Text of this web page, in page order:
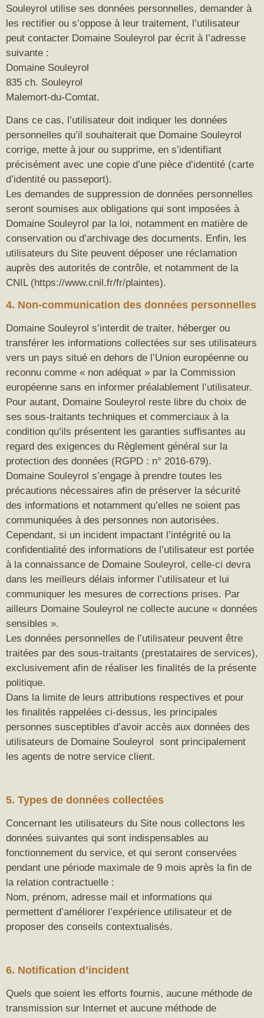
Souleyrol utilise ses données personnelles, demander à
les rectifier ou s’oppose à leur traitement, l’utilisateur
peut contacter Domaine Souleyrol par écrit à l’adresse
suivante :
Domaine Souleyrol
835 ch. Souleyrol
Malemort-du-Comtat.
Dans ce cas, l’utilisateur doit indiquer les données
personnelles qu’il souhaiterait que Domaine Souleyrol
corrige, mette à jour ou supprime, en s’identifiant
précisément avec une copie d’une pièce d’identité (carte
d’identité ou passeport).
Les demandes de suppression de données personnelles
seront soumises aux obligations qui sont imposées à
Domaine Souleyrol par la loi, notamment en matière de
conservation ou d’archivage des documents. Enfin, les
utilisateurs du Site peuvent déposer une réclamation
auprès des autorités de contrôle, et notamment de la
CNIL (https://www.cnil.fr/fr/plaintes).
4. Non-communication des données personnelles
Domaine Souleyrol s’interdit de traiter, héberger ou
transférer les informations collectées sur ses utilisateurs
vers un pays situé en dehors de l’Union européenne ou
reconnu comme « non adéquat » par la Commission
européenne sans en informer préalablement l’utilisateur.
Pour autant, Domaine Souleyrol reste libre du choix de
ses sous-traitants techniques et commerciaux à la
condition qu’ils présentent les garanties suffisantes au
regard des exigences du Règlement général sur la
protection des données (RGPD : n° 2016-679).
Domaine Souleyrol s’engage à prendre toutes les
précautions nécessaires afin de préserver la sécurité
des informations et notamment qu’elles ne soient pas
communiquées à des personnes non autorisées.
Cependant, si un incident impactant l’intégrité ou la
confidentialité des informations de l’utilisateur est portée
à la connaissance de Domaine Souleyrol, celle-ci devra
dans les meilleurs délais informer l’utilisateur et lui
communiquer les mesures de corrections prises. Par
ailleurs Domaine Souleyrol ne collecte aucune « données
sensibles ».
Les données personnelles de l’utilisateur peuvent être
traitées par des sous-traitants (prestataires de services),
exclusivement afin de réaliser les finalités de la présente
politique.
Dans la limite de leurs attributions respectives et pour
les finalités rappelées ci-dessus, les principales
personnes susceptibles d’avoir accès aux données des
utilisateurs de Domaine Souleyrol sont principalement
les agents de notre service client.
5. Types de données collectées
Concernant les utilisateurs du Site nous collectons les
données suivantes qui sont indispensables au
fonctionnement du service, et qui seront conservées
pendant une période maximale de 9 mois après la fin de
la relation contractuelle :
Nom, prénom, adresse mail et informations qui
permettent d’améliorer l’expérience utilisateur et de
proposer des conseils contextualisés.
6. Notification d’incident
Quels que soient les efforts fournis, aucune méthode de
transmission sur Internet et aucune méthode de